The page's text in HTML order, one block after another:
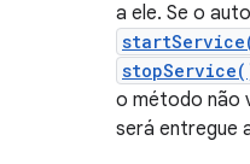
a ele. Se o
o método não
será entregue